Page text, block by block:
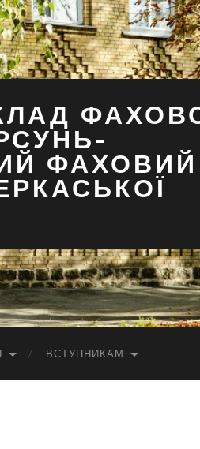
ФАХОВИЙ
ВСТУПНИКАМ